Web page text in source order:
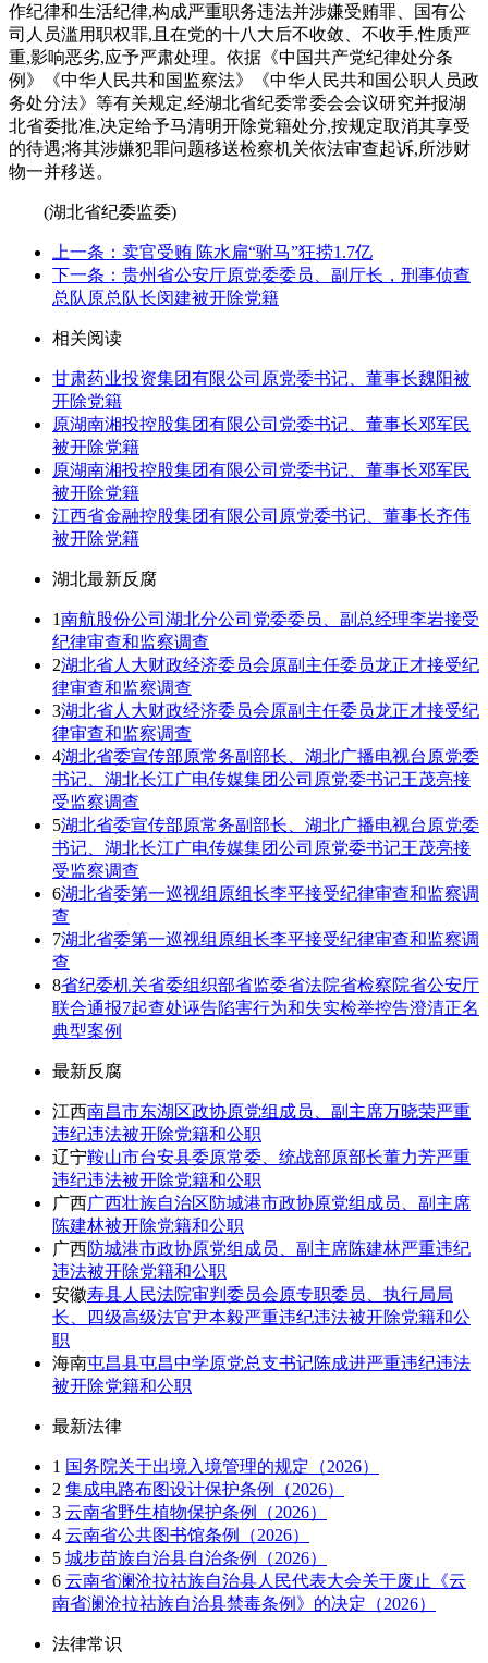
作纪律和生活纪律,构成严重职务违法并涉嫌受贿罪、国有公
司人员滥用职权罪,且在党的十八大后不收敛、不收手,性质严
重,影响恶劣,应予严肃处理。依据《中国共产党纪律处分条
例》《中华人民共和国监察法》《中华人民共和国公职人员政
务处分法》等有关规定,经湖北省纪委常委会会议研究并报湖
北省委批准,决定给予马清明开除党籍处分,按规定取消其享受
的待遇;将其涉嫌犯罪问题移送检察机关依法审查起诉,所涉财
物一并移送。
(湖北省纪委监委)
上一条：卖官受贿 陈水扁“驸马”狂捞1.7亿
下一条：贵州省公安厅原党委委员、副厅长，刑事侦查
总队原总队长闵建被开除党籍
相关阅读
甘肃药业投资集团有限公司原党委书记、董事长魏阳被
开除党籍
原湖南湘投控股集团有限公司党委书记、董事长邓军民
被开除党籍
原湖南湘投控股集团有限公司党委书记、董事长邓军民
被开除党籍
江西省金融控股集团有限公司原党委书记、董事长齐伟
被开除党籍
湖北最新反腐
1南航股份公司湖北分公司党委委员、副总经理李岩接受
纪律审查和监察调查
2湖北省人大财政经济委员会原副主任委员龙正才接受纪
律审查和监察调查
3湖北省人大财政经济委员会原副主任委员龙正才接受纪
律审查和监察调查
4湖北省委宣传部原常务副部长、湖北广播电视台原党委
书记、湖北长江广电传媒集团公司原党委书记王茂亮接
受监察调查
5湖北省委宣传部原常务副部长、湖北广播电视台原党委
书记、湖北长江广电传媒集团公司原党委书记王茂亮接
受监察调查
6湖北省委第一巡视组原组长李平接受纪律审查和监察调
查
7湖北省委第一巡视组原组长李平接受纪律审查和监察调
查
8省纪委机关省委组织部省监委省法院省检察院省公安厅
联合通报7起查处诬告陷害行为和失实检举控告澄清正名
典型案例
最新反腐
江西南昌市东湖区政协原党组成员、副主席万晓荣严重
违纪违法被开除党籍和公职
辽宁鞍山市台安县委原常委、统战部原部长董力芳严重
违纪违法被开除党籍和公职
广西广西壮族自治区防城港市政协原党组成员、副主席
陈建林被开除党籍和公职
广西防城港市政协原党组成员、副主席陈建林严重违纪
违法被开除党籍和公职
安徽寿县人民法院审判委员会原专职委员、执行局局
长、四级高级法官尹本毅严重违纪违法被开除党籍和公
职
海南屯昌县屯昌中学原党总支书记陈成进严重违纪违法
被开除党籍和公职
最新法律
1 国务院关于出境入境管理的规定（2026）
2 集成电路布图设计保护条例（2026）
3 云南省野生植物保护条例（2026）
4 云南省公共图书馆条例（2026）
5 城步苗族自治县自治条例（2026）
6 云南省澜沧拉祜族自治县人民代表大会关于废止《云
南省澜沧拉祜族自治县禁毒条例》的决定（2026）
法律常识